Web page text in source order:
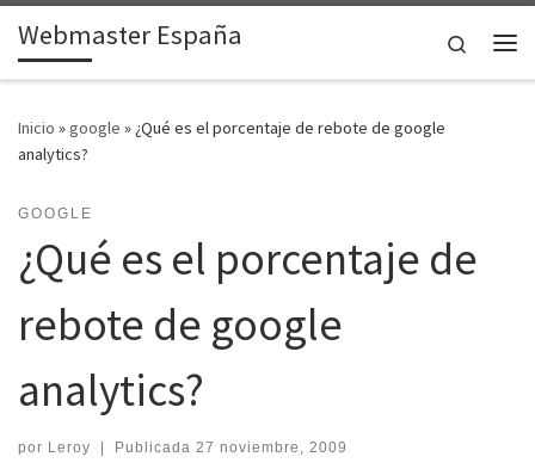
Saltar al contenido
Webmaster España
Search
Inicio »google » ¿Qué es el porcentaje de rebote de google
analytics?
GOOGLE
¿Qué es el porcentaje de
rebote de google
analytics?
por Leroy | Publicada 27 noviembre, 2009